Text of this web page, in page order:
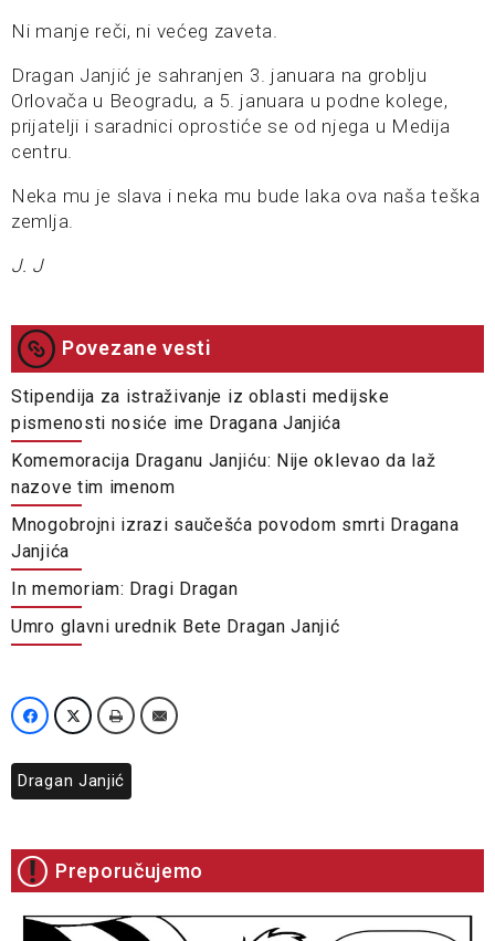
Ni manje reči, ni većeg zaveta.
Dragan Janjić je sahranjen 3. januara na groblju
Orlovača u Beogradu, a 5. januara u podne kolege,
prijatelji i saradnici oprostiće se od njega u Medija
centru.
Neka mu je slava i neka mu bude laka ova naša teška
zemlja.
J. J
Povezane vesti
Stipendija za istraživanje iz oblasti medijske
pismenosti nosiće ime Dragana Janjića
Komemoracija Draganu Janjiću: Nije oklevao da laž
nazove tim imenom
Mnogobrojni izrazi saučešća povodom smrti Dragana
Janjića
In memoriam: Dragi Dragan
Umro glavni urednik Bete Dragan Janjić
Dragan Janjić
Preporučujemo